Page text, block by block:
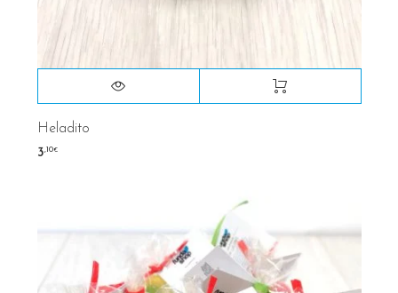
Heladito
3,10€